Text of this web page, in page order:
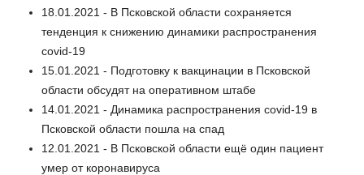
18.01.2021 - В Псковской области сохраняется
тенденция к снижению динамики распространения
covid-19
15.01.2021 - Подготовку к вакцинации в Псковской
области обсудят на оперативном штабе
14.01.2021 - Динамика распространения covid-19 в
Псковской области пошла на спад
12.01.2021 - В Псковской области ещё один пациент
умер от коронавируса